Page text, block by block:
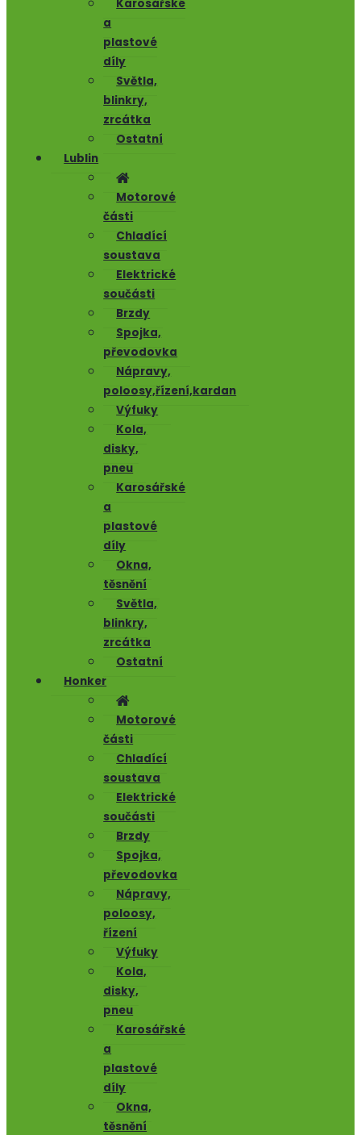
Karosářské
a
plastové
díly
Světla,
blinkry,
zrcátka
Ostatní
Lublin
Motorové
části
Chladící
soustava
Elektrické
součásti
Brzdy
Spojka,
převodovka
Nápravy,
poloosy,řízení,kardan
Výfuky
Kola,
disky,
pneu
Karosářské
a
plastové
díly
Okna,
těsnění
Světla,
blinkry,
zrcátka
Ostatní
Honker
Motorové
části
Chladící
soustava
Elektrické
součásti
Brzdy
Spojka,
převodovka
Nápravy,
poloosy,
řízení
Výfuky
Kola,
disky,
pneu
Karosářské
a
plastové
díly
Okna,
těsnění